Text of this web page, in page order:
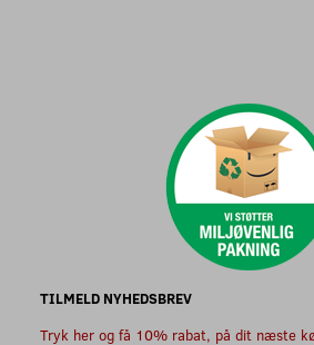
TILMELD NYHEDSBREV
Tryk her og få 10% rabat, på dit næste